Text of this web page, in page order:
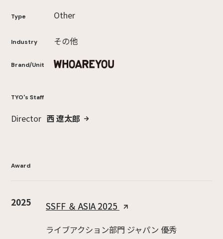
Type Other
Industry その他
Brand/Unit
TYO's Staff
Director 西 遼太郎
Award
2025 SSFF ＆ ASIA 2025
ライブアクション部門 ジャパン 優秀